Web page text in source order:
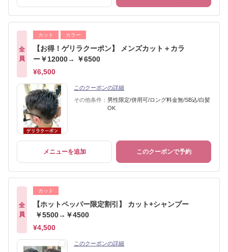
全
員
カット カラー
【お得！ゲリラクーポン】 メンズカット＋カラ
ー￥12000→ ￥6500
¥6,500
このクーポンの詳細
その他条件： 男性限定/併用可/ロング料金無/SB込/白髪
OK
メニューを追加 このクーポンで予約
全
員
カット
【ホットペッパー限定割引】 カット+シャンプー
￥5500→￥4500
¥4,500
このクーポンの詳細